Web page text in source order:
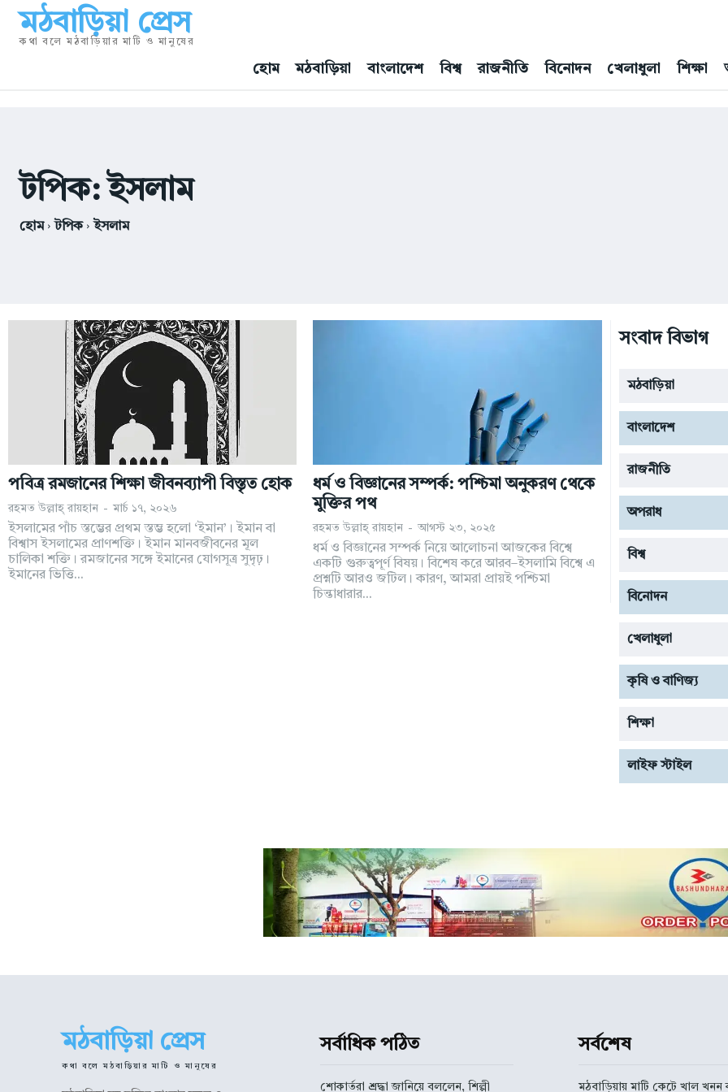
মঠবাড়িয়া প্রেস
কথা বলে মঠবাড়িয়ার মাটি ও মানুষের
হোম মঠবাড়িয়া বাংলাদেশ বিশ্ব রাজনীতি বিনোদন খেলাধুলা শিক্ষা
টপিক:ইসলাম
হোম টপিক ইসলাম
পবিত্র রমজানের শিক্ষা জীবনব্যাপী বিস্তৃত হোক
রহমত উল্লাহ্‌ রায়হান - মার্চ ১৭, ২০২৬
ইসলামের পাঁচ স্তম্ভের প্রথম স্তম্ভ হলো ‘ইমান’। ইমান বা
বিশ্বাস ইসলামের প্রাণশক্তি। ইমান মানবজীবনের মূল
চালিকা শক্তি। রমজানের সঙ্গে ইমানের যোগসূত্র সুদৃঢ়।
ইমানের ভিত্তি...
ধর্ম ও বিজ্ঞানের সম্পর্ক: পশ্চিমা অনুকরণ থেকে
মুক্তির পথ
রহমত উল্লাহ্‌ রায়হান - আগস্ট ২৩, ২০২৫
ধর্ম ও বিজ্ঞানের সম্পর্ক নিয়ে আলোচনা আজকের বিশ্বে
একটি গুরুত্বপূর্ণ বিষয়। বিশেষ করে আরব–ইসলামি বিশ্বে এ
প্রশ্নটি আরও জটিল। কারণ, আমরা প্রায়ই পশ্চিমা
চিন্তাধারার...
সংবাদ বিভাগ
মঠবাড়িয়া
বাংলাদেশ
রাজনীতি
অপরাধ
বিশ্ব
বিনোদন
খেলাধুলা
কৃষি ও বাণিজ্য
শিক্ষা
লাইফ স্টাইল
মঠবাড়িয়া প্রেস
কথা বলে মঠবাড়িয়ার মাটি ও মানুষের
সর্বাধিক পঠিত
শোকার্তরা শ্রদ্ধা জানিয়ে বললেন, শিল্পী
সর্বশেষ
মঠবাড়িয়ায় মাটি কেটে খাল খনন